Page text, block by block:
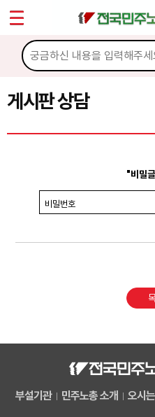
게시판 상담
"비밀
비밀번호
부설기관 민주노총 소개 오시
마이페이지
소개
소식
노동상담
권리찾기수첩 검색
찾아보기
Sketchbook5,
Sketchbook5,